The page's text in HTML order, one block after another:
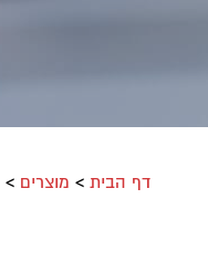
דף הבית > מוצרים >